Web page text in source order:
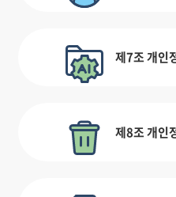
제7조 개인
제8조 개인